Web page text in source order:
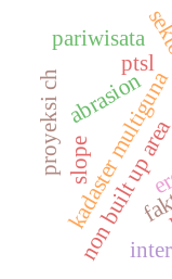
kadaster
ptsl
non built
pariwisata
abrasion
proyeksi chslope